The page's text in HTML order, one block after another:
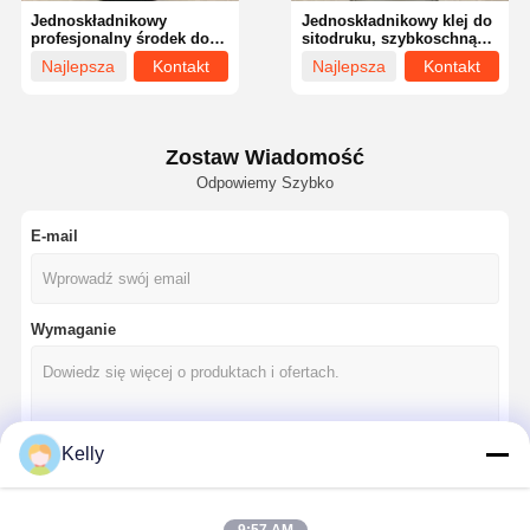
Dom
Jednoskładnikowy klej do
sitodruku, szybkoschnący,
mocny, do ram
metalowych
Najlepsza
Kontakt
Jednoskładnikowy
profesjonalny środek do
usuwania duchów z
sitodruku
Najlepsza
Kontakt
Zostaw Wiadomość
Odpowiemy Szybko
E-mail
Wymaganie
Kelly